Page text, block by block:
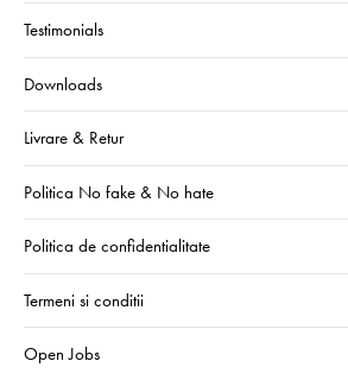
Testimonials
Downloads
Livrare & Retur
Politica No fake & No hate
Politica de confidentialitate
Termeni si conditii
Open Jobs